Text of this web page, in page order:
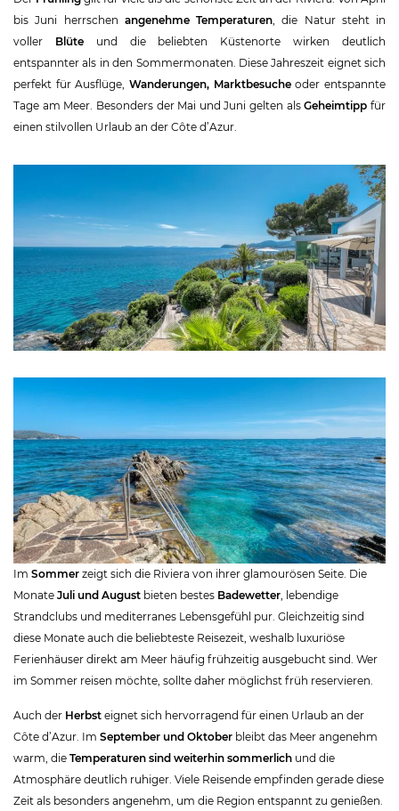
bis Juni herrschen angenehme Temperaturen, die Natur steht in
voller Blüteund die beliebten Küstenorte wirken deutlich
entspannter als in den Sommermonaten. Diese Jahreszeit eignet sich
perfekt für Ausflüge, Wanderungen, Marktbesucheoder entspannte
Tage am Meer. Besonders der Mai und Juni gelten alsGeheimtipp für
einen stilvollen Urlaub an der Côte d’Azur.
Im Sommer zeigt sich die Riviera von ihrer glamourösen Seite. Die
Monate Juli und August bieten bestes Badewetter, lebendige
Strandclubs und mediterranes Lebensgefühl pur. Gleichzeitig sind
diese Monate auch die beliebteste Reisezeit, weshalb luxuriöse
Ferienhäuser direkt am Meer häufig frühzeitig ausgebucht sind. Wer
im Sommer reisen möchte, sollte daher möglichst früh reservieren.
Auch der Herbst eignet sich hervorragend für einen Urlaub an der
Côte d’Azur. Im September und Oktober bleibt das Meer angenehm
warm, die Temperaturen sind weiterhin sommerlich und die
Atmosphäre deutlich ruhiger. Viele Reisende empfinden gerade diese
Zeit als besonders angenehm, um die Region entspannt zu genießen.